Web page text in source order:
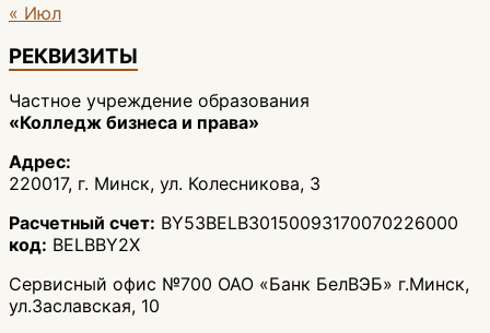
« Июл
РЕКВИЗИТЫ
Частное учреждение образования
«Колледж бизнеса и права»
Адрес:
220017, г. Минск, ул. Колесникова, 3
Расчетный счет: BY53BELB30150093170070226000
код: BELBBY2X
Сервисный офис №700 ОАО «Банк БелВЭБ» г.Минск,
ул.Заславская, 10